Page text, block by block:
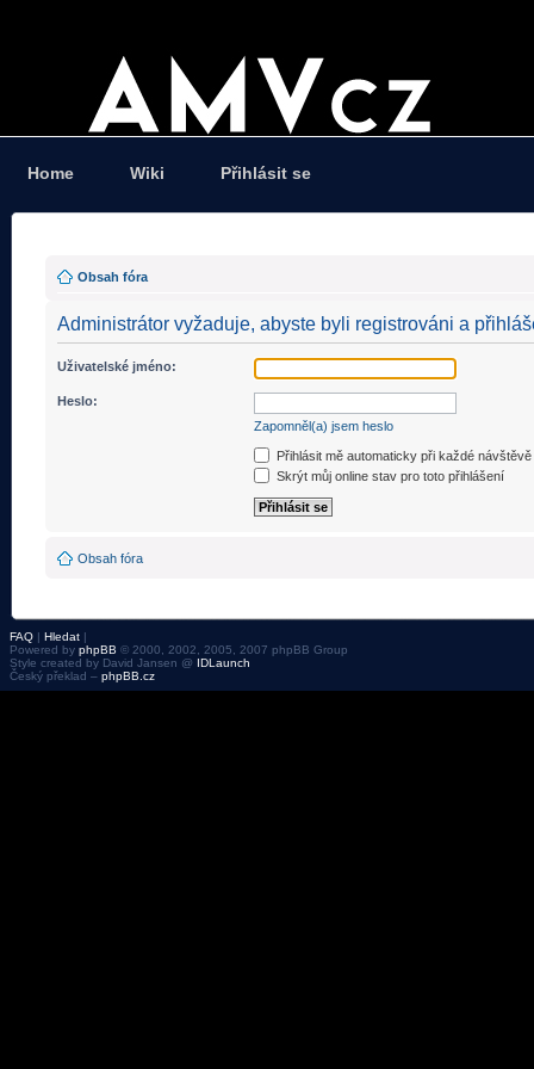
Home Wiki Přihlásit se
Obsah fóra
Administrátor vyžaduje, abyste byli registrováni a
Uživatelské jméno:
Heslo:
Zapomněl(a) jsem heslo
Přihlásit mě automaticky při každé návštěvě
Skrýt můj online stav pro toto přihlášení
Obsah fóra
FAQ | Hledat |
Powered by phpBB © 2000, 2002, 2005, 2007 phpBB Group
Style created by David Jansen @ IDLaunch
Český překlad – phpBB.cz